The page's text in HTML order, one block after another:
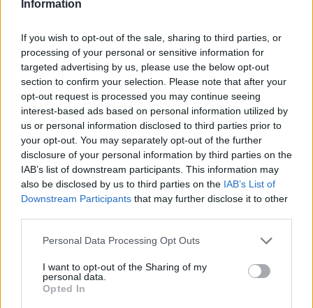
Information
If you wish to opt-out of the sale, sharing to third parties, or
processing of your personal or sensitive information for
targeted advertising by us, please use the below opt-out
section to confirm your selection. Please note that after your
opt-out request is processed you may continue seeing
interest-based ads based on personal information utilized by
us or personal information disclosed to third parties prior to
your opt-out. You may separately opt-out of the further
disclosure of your personal information by third parties on the
IAB’s list of downstream participants. This information may
also be disclosed by us to third parties on the IAB’s List of
Downstream Participants that may further disclose it to other
Personal Data Processing Opt Outs
I want to opt-out of the Sharing of my
personal data.
Opted In
ΔΙΑΦΗΜΙΣΗ